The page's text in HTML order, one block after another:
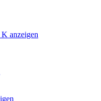
anzeigen